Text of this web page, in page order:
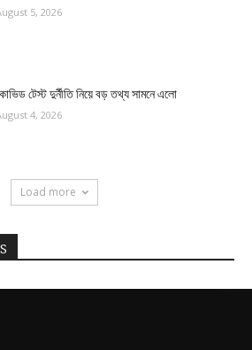
5, 2026
টেস্ট দুর্নীতি নিয়ে বড় তথ্য সামনে এলো
4, 2026
Load more